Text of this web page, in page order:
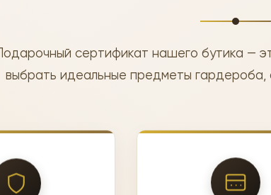
Подарочный сертификат нашего бутика —
выбрать идеальные предметы